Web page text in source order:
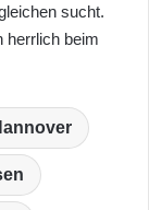
sucht.
herrlich beim